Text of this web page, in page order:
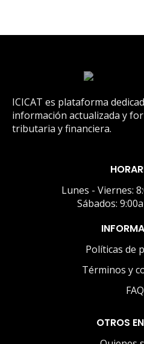
ICICAT es plataforma
información actualizada y
tributaria y financiera.
Lunes - Viernes:
Sábados:
Políticas de
Términos y
FAQ
OTROS